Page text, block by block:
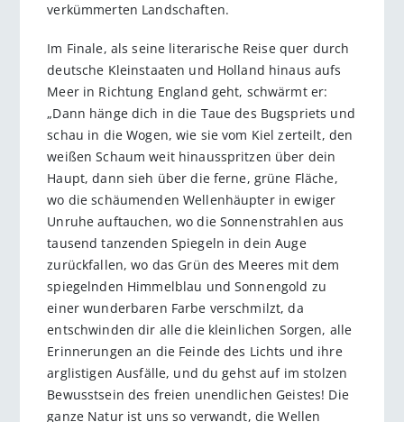
verkümmerten Landschaften.
Im Finale, als seine literarische Reise quer durch
deutsche Kleinstaaten und Holland hinaus aufs
Meer in Richtung England geht, schwärmt er:
„Dann hänge dich in die Taue des Bugspriets und
schau in die Wogen, wie sie vom Kiel zerteilt, den
weißen Schaum weit hinausspritzen über dein
Haupt, dann sieh über die ferne, grüne Fläche,
wo die schäumenden Wellenhäupter in ewiger
Unruhe auftauchen, wo die Sonnenstrahlen aus
tausend tanzenden Spiegeln in dein Auge
zurückfallen, wo das Grün des Meeres mit dem
spiegelnden Himmelblau und Sonnengold zu
einer wunderbaren Farbe verschmilzt, da
entschwinden dir alle die kleinlichen Sorgen, alle
Erinnerungen an die Feinde des Lichts und ihre
arglistigen Ausfälle, und du gehst auf im stolzen
Bewusstsein des freien unendlichen Geistes! Die
ganze Natur ist uns so verwandt, die Wellen